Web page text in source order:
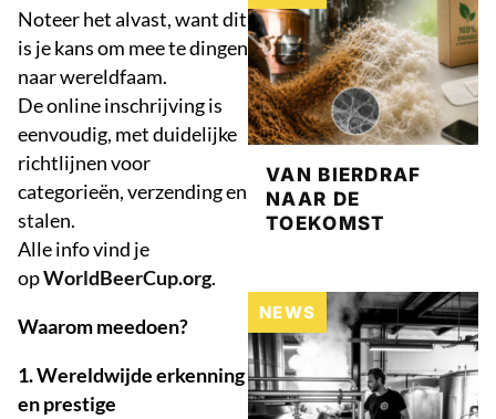
Noteer het alvast, want dit
is je kans om mee te dingen
naar wereldfaam.
De online inschrijving is
eenvoudig, met duidelijke
richtlijnen voor
categorieën, verzending en
stalen.
Alle info vind je
opWorldBeerCup.org.
Waarom meedoen?
1. Wereldwijde erkenning
en prestige
VAN BIERDRAF
NAAR DE
TOEKOMST
NEWS